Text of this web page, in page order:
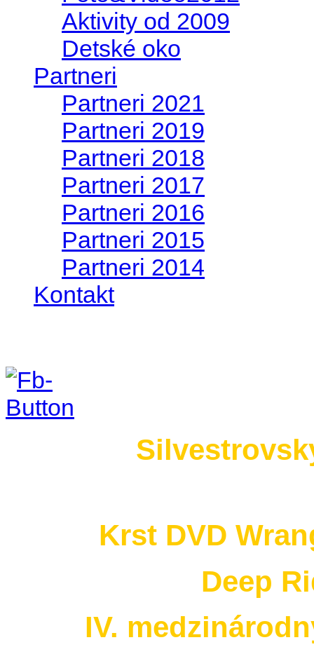
Aktivity od 2009
Detské oko
Partneri
Partneri 2021
Partneri 2019
Partneri 2018
Partneri 2017
Partneri 2016
Partneri 2015
Partneri 2014
Kontakt
Krst DVD
Deep
IV.